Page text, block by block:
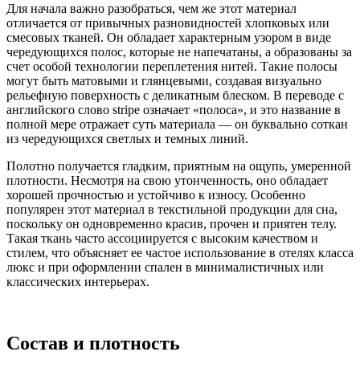
Для начала важно разобраться, чем же этот материал
отличается от привычных разновидностей хлопковых или
смесовых тканей. Он обладает характерным узором в виде
чередующихся полос, которые не напечатаны, а образованы за
счет особой технологии переплетения нитей. Такие полосы
могут быть матовыми и глянцевыми, создавая визуально
рельефную поверхность с деликатным блеском. В переводе с
английского слово stripe означает «полоса», и это название в
полной мере отражает суть материала — он буквально соткан
из чередующихся светлых и темных линий.
Полотно получается гладким, приятным на ощупь, умеренной
плотности. Несмотря на свою утонченность, оно обладает
хорошей прочностью и устойчиво к износу. Особенно
популярен этот материал в текстильной продукции для сна,
поскольку он одновременно красив, прочен и приятен телу.
Такая ткань часто ассоциируется с высоким качеством и
стилем, что объясняет ее частое использование в отелях класса
люкс и при оформлении спален в минималистичных или
классических интерьерах.
Состав и плотность